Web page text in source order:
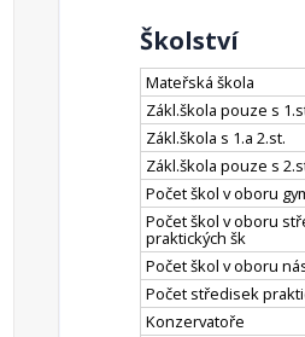
Školství
Mateřská škola
Zákl.škola pouze s
Zákl.škola s 1.a 2.st.
Zákl.škola pouze s
Počet škol v oboru
Počet škol v oboru
praktických šk
Počet škol v oboru
Počet středisek
Konzervatoře